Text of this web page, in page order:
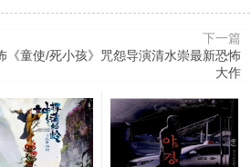
下一篇
《童使/死小孩》咒怨导演清水崇最新恐怖
大作